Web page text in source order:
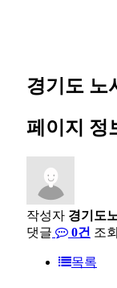
경기도 노
페이지 정
작성자 경기도
댓글
0건 조회
목록